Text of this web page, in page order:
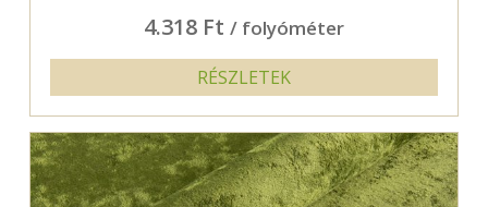
4.318 Ft / folyóméter
RÉSZLETEK